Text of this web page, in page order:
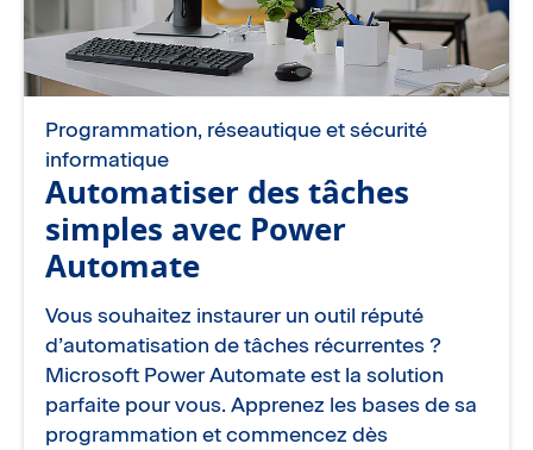
Programmation, réseautique et sécurité
informatique
Automatiser des tâches
simples avec Power
Automate
Vous souhaitez instaurer un outil réputé
d’automatisation de tâches récurrentes ?
Microsoft Power Automate est la solution
parfaite pour vous. Apprenez les bases de sa
programmation et commencez dès